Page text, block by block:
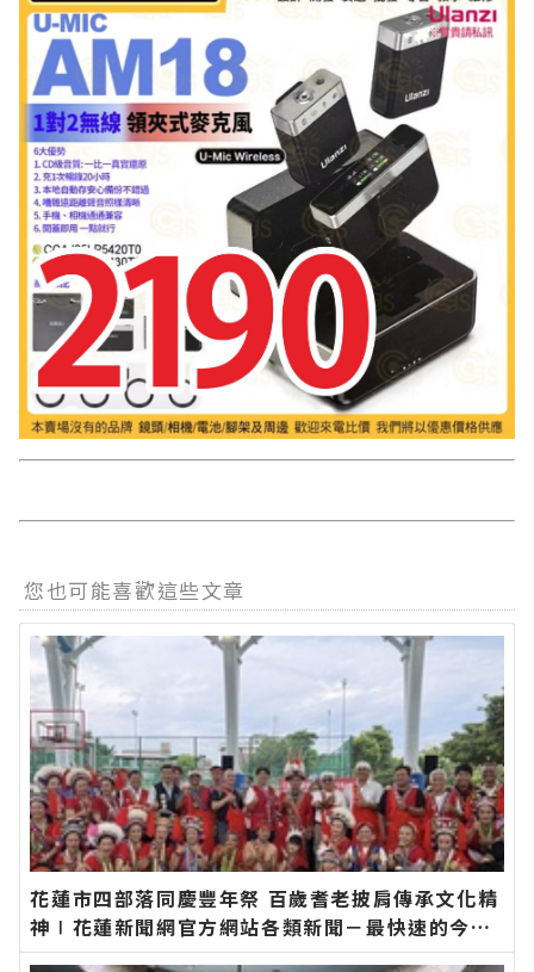
您也可能喜歡這些文章
花蓮市四部落同慶豐年祭 百歲耆老披肩傳承文化精
神∣花蓮新聞網官方網站各類新聞－最快速的今日
新聞報導 最新的在地資訊！